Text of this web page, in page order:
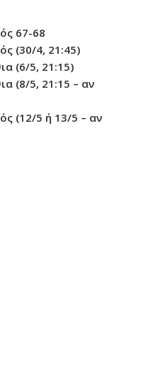
67-68
(30/4, 21:45)
(6/5, 21:15)
(8/5, 21:15 – αν
(12/5 ή 13/5 – αν